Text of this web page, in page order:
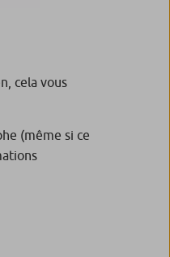
cela vous
(même si ce